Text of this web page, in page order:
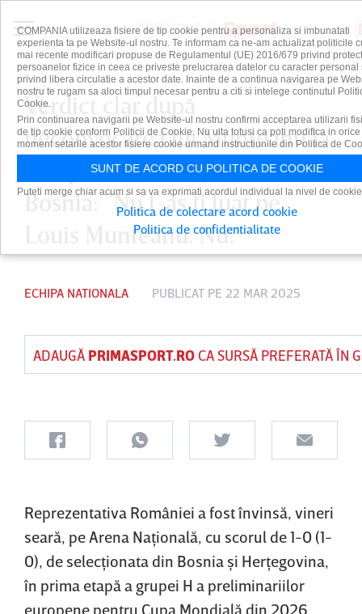
Verdict clar după
neconvocarea lui Munteanu la
echipa naţională şi eşecul cu
Bosnia: ”Nu l-aş fi luat pe
Louis Munteanu. Nu!”
ECHIPA NATIONALA PUBLICAT PE 22 MAR 2025
ADAUGĂ PRIMASPORT.ROCA SURSĂ PREFERATĂ ÎN
Reprezentativa României a fost învinsă, vineri
seară, pe Arena Naţională, cu scorul de 1-0 (1-
0), de selecţionata din Bosnia şi Herţegovina,
în prima etapă a grupei H a preliminariilor
europene pentru Cupa Mondială din 2026.
COMPANIA utilizeaza fisiere de tip cookie pentru a personaliza si imbunatati
experienta ta pe Website-ul nostru. Te informam ca ne-am actualizat politicile
mai recente modificari propuse de Regulamentul (UE) 2016/679 privind
persoanelor fizice in ceea ce priveste prelucrarea datelor cu caracter personal
privind libera circulatie a acestor date. Inainte de a continua navigarea pe
nostru te rugam sa aloci timpul necesar pentru a citi si intelege continutul
Cookie.
Prin continuarea navigarii pe Website-ul nostru confirmi acceptarea utilizarii
de tip cookie conform Politicii de Cookie. Nu uita totusi ca poti modifica in orice
moment setarile acestor fisiere cookie urmand instructiunile din Politica de
SUNT DE ACORD CU POLITICA DE COOKIE
Puteti merge chiar acum si sa va exprimati acordul individual la nivel de
Politica de colectare acord cookie
Politica de confidentialitate